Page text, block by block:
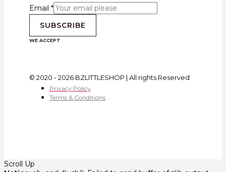
Email *
SUBSCRIBE
WE ACCEPT
© 2020 - 2026 BZLITTLESHOP | All rights Reserved
Privacy Policy
Terms & Conditions
Scroll Up